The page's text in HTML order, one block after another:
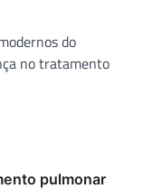
do
no tratamento
pulmonar